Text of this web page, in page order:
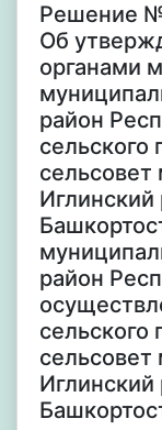
Решение №
Об
органами
район
сельского
сельсовет
Иглинский
район
сельского
сельсовет
Иглинский